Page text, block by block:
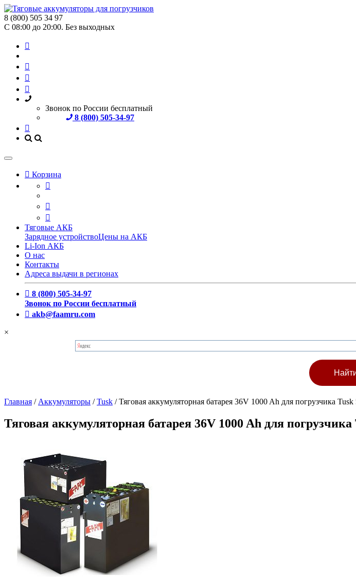
8 (800) 505 34 97
С 08:00 до 20:00. Без выходных
Звонок по России бесплатный
8 (800) 505-34-97
Корзина
Тяговые АКБ
Зарядное устройствоЦены на АКБ
Li-Ion АКБ
О нас
Контакты
Адреса выдачи в регионах
8 (800) 505-34-97
Звонок по России бесплатный
akb@faamru.com
×
Главная / Аккумуляторы /Tusk /Тяговая аккумуляторная батарея 36V 1000 Ah для погрузчика
Тяговая аккумуляторная батарея 36V 1000 Ah для